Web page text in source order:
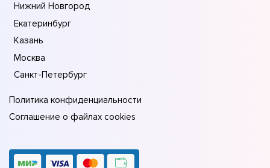
Нижний Новгород
Екатеринбург
Казань
Москва
Санкт-Петербург
Политика конфиденциальности
Соглашение о файлах cookies